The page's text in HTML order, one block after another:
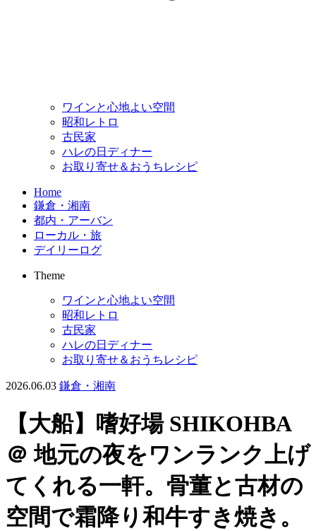
ワインと心地よい空間
昭和レトロ
古民家
ハレの日ディナー
お取り寄せ＆おうちレシピ
Home
鎌倉・湘南
都内・アーバン
ローカル・旅
デイリーログ
Theme
ワインと心地よい空間
昭和レトロ
古民家
ハレの日ディナー
お取り寄せ＆おうちレシピ
2026.06.03 鎌倉・湘南
【大船】嗜好場 SHIKOHBA
＠ 地元の夜をワンランク上げ
てくれる一軒。骨董と古材の
空間で霜降り和牛すき焼き。